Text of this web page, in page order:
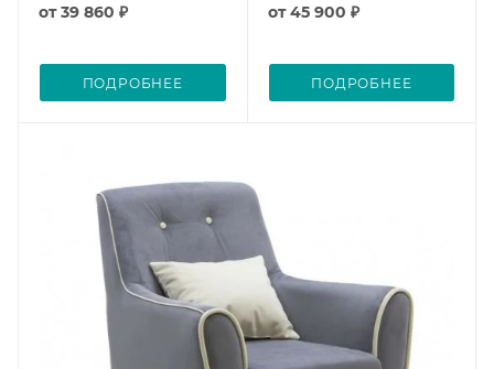
от39 860 ₽
ПОДРОБНЕЕ
от45 900 ₽
ПОДРОБНЕЕ